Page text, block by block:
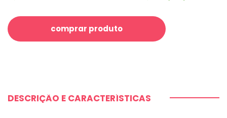
comprar produto
DESCRIÇÃO E CARACTERÍSTICAS